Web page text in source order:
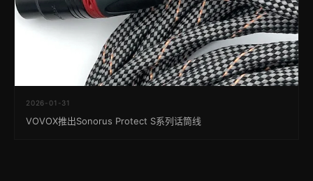
2026-01-31
VOVOX推出Sonorus Protect S系列话筒线